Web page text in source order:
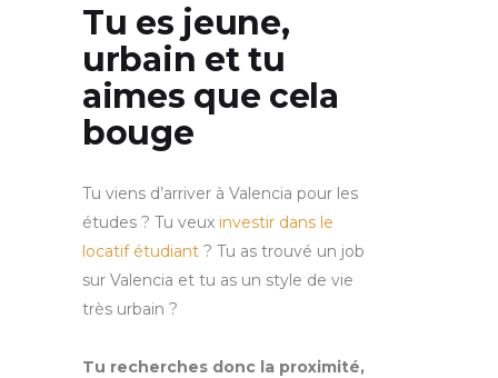
Tu es jeune,
urbain et tu
aimes que cela
bouge
Tu viens d’arriver à Valencia pour les
études ? Tu veux investir dans le
locatif étudiant ? Tu as trouvé un job
sur Valencia et tu as un style de vie
très urbain ?
Tu recherches donc la proximité,